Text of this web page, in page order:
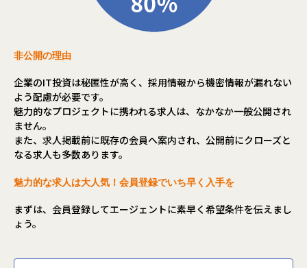
非公開の理由
企業のIT投資は秘匿性が高く、採用情報から機密情報が漏れない
よう配慮が必要です。
魅力的なプロジェクトに携われる求人は、なかなか一般公開され
ません。
また、求人掲載前に既存の会員へ案内され、公開前にクローズと
なる求人も多数あります。
魅力的な求人は大人気！会員登録でいち早く入手を
まずは、会員登録してエージェントに素早く希望条件を伝えまし
ょう。